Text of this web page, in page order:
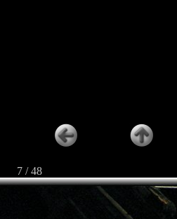
7 / 48